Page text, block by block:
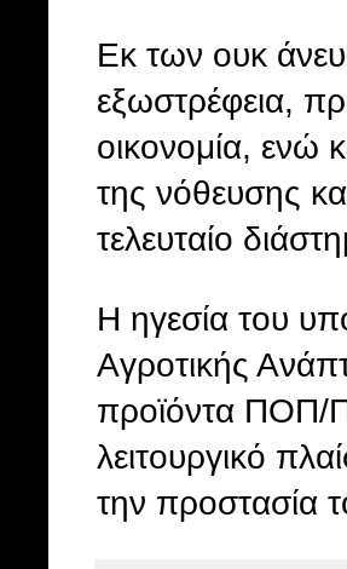
Εκ των ουκ
εξωστρέφεια,
οικονομία, ενώ
της νόθευσης
τελευταίο
Η ηγεσία του
Αγροτικής
προϊόντα ΠΟΠ/
λειτουργικό
την προστασία